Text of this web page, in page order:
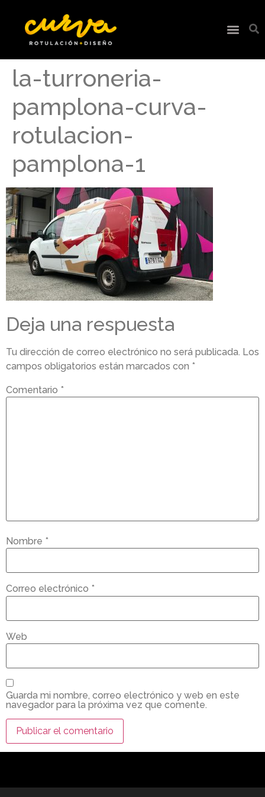
la-turroneria-
pamplona-curva-
rotulacion-
pamplona-1
Deja una respuesta
Tu dirección de correo electrónico no será publicada. Los
campos obligatorios están marcados con *
Comentario *
Nombre *
Correo electrónico *
Web
Guarda mi nombre, correo electrónico y web en este
navegador para la próxima vez que comente.